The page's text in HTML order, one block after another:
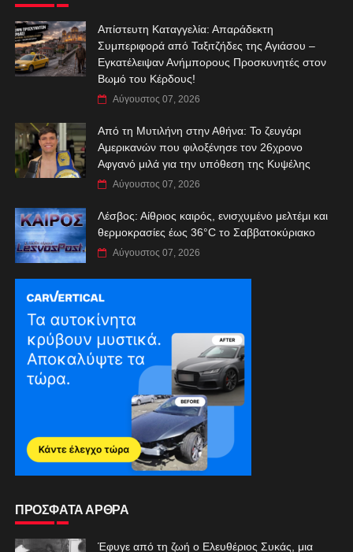
Απίστευτη Καταγγελία: Απαράδεκτη
Συμπεριφορά από Ταξιτζήδες της Αγιάσου –
Εγκατέλειψαν Ανήμπορους Προσκυνητές στον
Βωμό του Κέρδους!
Αύγουστος 07, 2026
Από τη Μυτιλήνη στην Αθήνα: Το ζευγάρι
Αμερικανών που φιλοξένησε τον 26χρονο
Αφγανό μιλά για την υπόθεση της Κυψέλης
Αύγουστος 07, 2026
Λέσβος: Αίθριος καιρός, ενισχυμένο μελτέμι και
θερμοκρασίες έως 36°C το Σαββατοκύριακο
Αύγουστος 07, 2026
ΠΡΟΣΦΑΤΑ ΑΡΘΡΑ
Έφυγε από τη ζωή ο Ελευθέριος Συκάς, μια